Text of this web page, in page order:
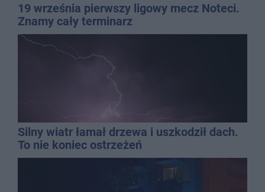
19 września pierwszy ligowy mecz Noteci.
Znamy cały terminarz
Silny wiatr łamał drzewa i uszkodził dach.
To nie koniec ostrzeżeń